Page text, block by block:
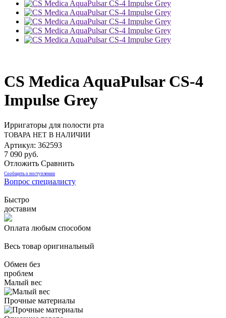
CS Medica AquaPulsar CS-4
Impulse Grey
Ирригаторы для полости рта
ТОВАРА НЕТ В НАЛИЧИИ
Артикул: 362593
7 090 руб.
Отложить Сравнить
Сообщить о поступлении
Вопрос специалисту
Быстро
доставим
Оплата любым способом
Весь товар оригинальный
Обмен без
проблем
Малый вес
Прочные материалы